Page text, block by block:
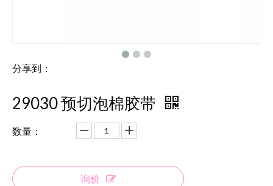
分享到：
29030 预切泡棉胶带
数量：
询价